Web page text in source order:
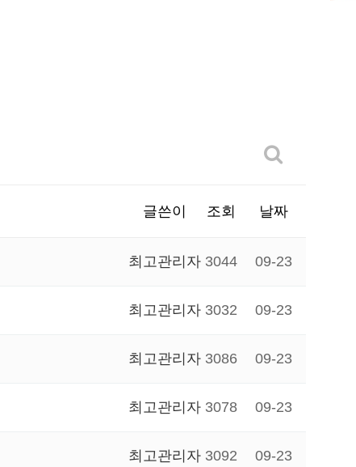
글쓴이 조회 날짜
최고관리자 3044 09-23
최고관리자 3032 09-23
최고관리자 3086 09-23
최고관리자 3078 09-23
최고관리자 3092 09-23